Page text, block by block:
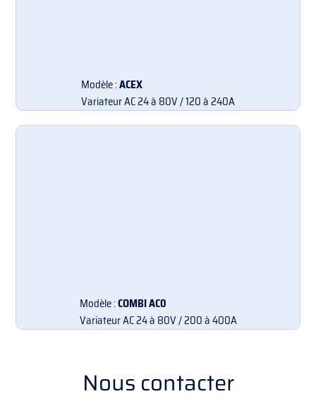
Modèle :ACEX
Variateur AC 24 à 80V / 120 à 240A
Modèle :COMBI AC0
Variateur AC 24 à 80V / 200 à 400A
Nous contacter